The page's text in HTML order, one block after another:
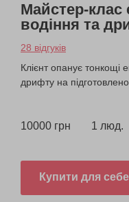
Майстер-клас
водіння та
28 відгуків
Клієнт опанує тонкощі
дрифту на
10000 грн 1 люд.
Купити для себе